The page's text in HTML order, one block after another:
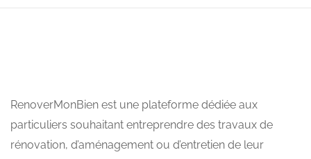
RenoverMonBien est une plateforme dédiée aux
particuliers souhaitant entreprendre des travaux de
rénovation, d’aménagement ou d’entretien de leur